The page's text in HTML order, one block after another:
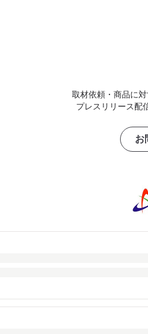
取材依頼・商品に対
プレスリリース配
お